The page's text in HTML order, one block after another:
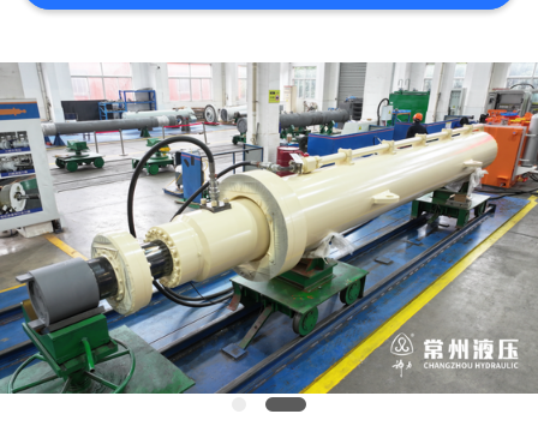
GIZLILIK
POLITIKASI